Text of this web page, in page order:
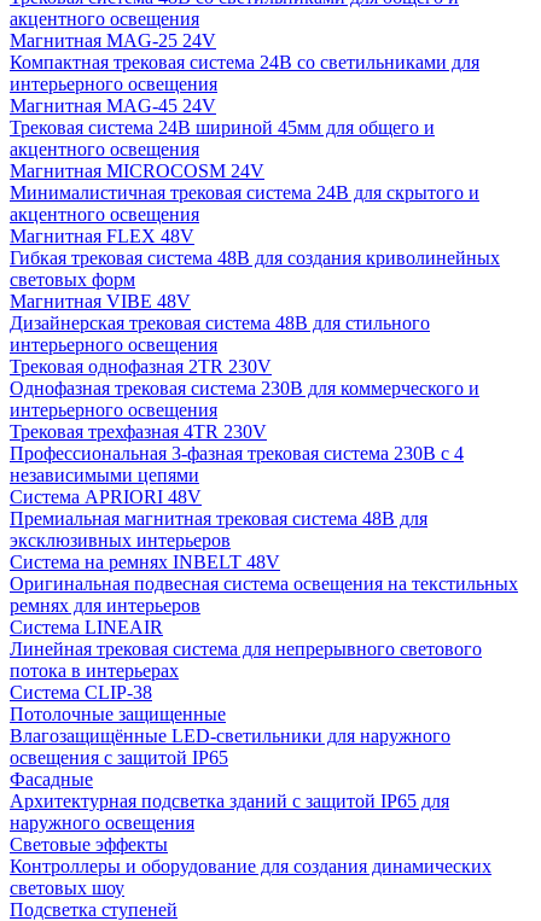
акцентного освещения
Магнитная MAG-25 24V
Компактная трековая система 24В со светильниками для
интерьерного освещения
Магнитная MAG-45 24V
Трековая система 24В шириной 45мм для общего и
акцентного освещения
Магнитная MICROCOSM 24V
Минималистичная трековая система 24В для скрытого и
акцентного освещения
Магнитная FLEX 48V
Гибкая трековая система 48В для создания криволинейных
световых форм
Магнитная VIBE 48V
Дизайнерская трековая система 48В для стильного
интерьерного освещения
Трековая однофазная 2TR 230V
Однофазная трековая система 230В для коммерческого и
интерьерного освещения
Трековая трехфазная 4TR 230V
Профессиональная 3-фазная трековая система 230В с 4
независимыми цепями
Система APRIORI 48V
Премиальная магнитная трековая система 48В для
эксклюзивных интерьеров
Система на ремнях INBELT 48V
Оригинальная подвесная система освещения на текстильных
ремнях для интерьеров
Система LINEAIR
Линейная трековая система для непрерывного светового
потока в интерьерах
Система CLIP-38
Потолочные защищенные
Влагозащищённые LED-светильники для наружного
освещения с защитой IP65
Фасадные
Архитектурная подсветка зданий с защитой IP65 для
наружного освещения
Световые эффекты
Контроллеры и оборудование для создания динамических
световых шоу
Подсветка ступеней